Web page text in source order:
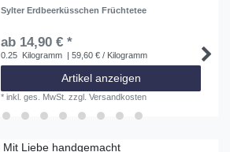
Sylter Erdbeerküsschen Früchtetee
ab 14,90 € *
0.25 Kilogramm | 59,60 € / Kilogramm
Artikel anzeigen
*inkl. ges. MwSt. zzgl.Versandkosten
Mit Liebe handgemacht